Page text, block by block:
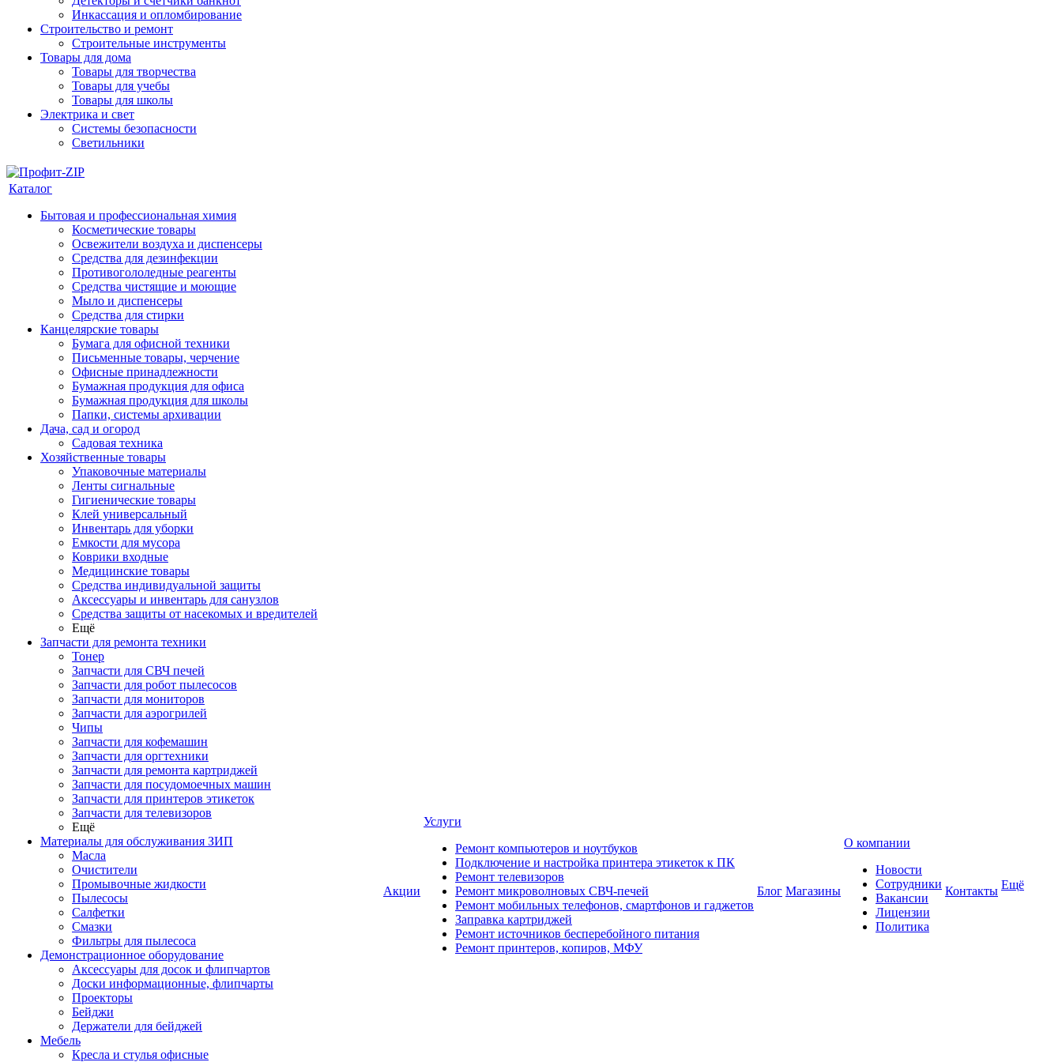
Инкассация и опломбирование
Строительство и ремонт
Строительные инструменты
Товары для дома
Товары для творчества
Товары для учебы
Товары для школы
Электрика и свет
Системы безопасности
Светильники
Каталог
Бытовая и профессиональная химия
Косметические товары
Освежители воздуха и диспенсеры
Средства для дезинфекции
Противогололедные реагенты
Средства чистящие и моющие
Мыло и диспенсеры
Средства для стирки
Канцелярские товары
Бумага для офисной техники
Письменные товары, черчение
Офисные принадлежности
Бумажная продукция для офиса
Бумажная продукция для школы
Папки, системы архивации
Дача, сад и огород
Садовая техника
Хозяйственные товары
Упаковочные материалы
Ленты сигнальные
Гигиенические товары
Клей универсальный
Инвентарь для уборки
Емкости для мусора
Коврики входные
Медицинские товары
Средства индивидуальной защиты
Аксессуары и инвентарь для санузлов
Средства защиты от насекомых и вредителей
Ещё
Запчасти для ремонта техники
Тонер
Запчасти для СВЧ печей
Запчасти для робот пылесосов
Запчасти для мониторов
Запчасти для аэрогрилей
Чипы
Запчасти для кофемашин
Запчасти для оргтехники
Запчасти для ремонта картриджей
Запчасти для посудомоечных машин
Запчасти для принтеров этикеток
Запчасти для телевизоров
Ещё
Материалы для обслуживания ЗИП
Масла
Очистители
Промывочные жидкости
Пылесосы
Салфетки
Смазки
Фильтры для пылесоса
Демонстрационное оборудование
Аксессуары для досок и флипчартов
Доски информационные, флипчарты
Проекторы
Бейджи
Держатели для бейджей
Мебель
Кресла и стулья офисные
Акции
Услуги
Ремонт компьютеров и ноутбуков
Подключение и настройка принтера этикеток к ПК
Ремонт телевизоров
Ремонт микроволновых СВЧ-печей
Ремонт мобильных телефонов, смартфонов и гаджетов
Заправка картриджей
Ремонт источников бесперебойного питания
Ремонт принтеров, копиров, МФУ
Блог Магазины
О компании
Новости
Сотрудники
Вакансии
Лицензии
Политика
Контакты Ещё